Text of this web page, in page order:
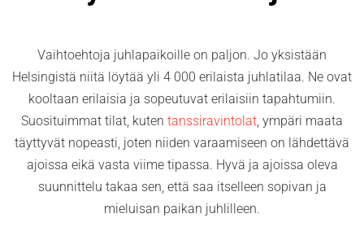
Vaihtoehtoja juhlapaikoille on paljon. Jo yksistään
Helsingistä niitä löytää yli 4 000 erilaista juhlatilaa. Ne ovat
kooltaan erilaisia ja sopeutuvat erilaisiin tapahtumiin.
Suosituimmat tilat, kuten tanssiravintolat, ympäri maata
täyttyvät nopeasti, joten niiden varaamiseen on lähdettävä
ajoissa eikä vasta viime tipassa. Hyvä ja ajoissa oleva
suunnittelu takaa sen, että saa itselleen sopivan ja
mieluisan paikan juhlilleen.